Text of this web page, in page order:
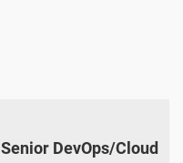
Senior DevOps/Cloud